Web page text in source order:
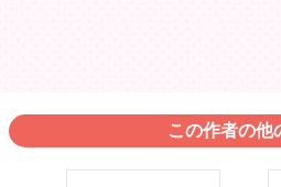
この作者の他